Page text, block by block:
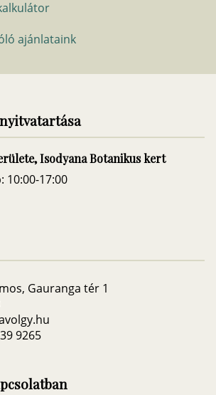
ajánlataink
Isodyana Botanikus kert
10:00-17:00
Gauranga tér 1
9265